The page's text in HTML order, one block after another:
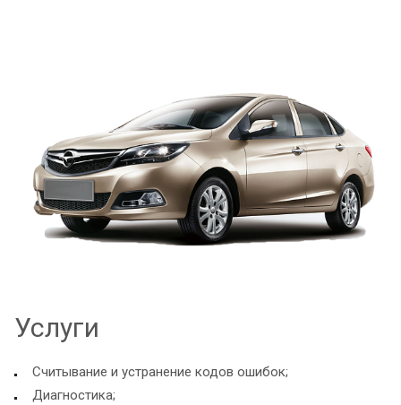
Услуги
Считывание и устранение кодов ошибок;
Диагностика;